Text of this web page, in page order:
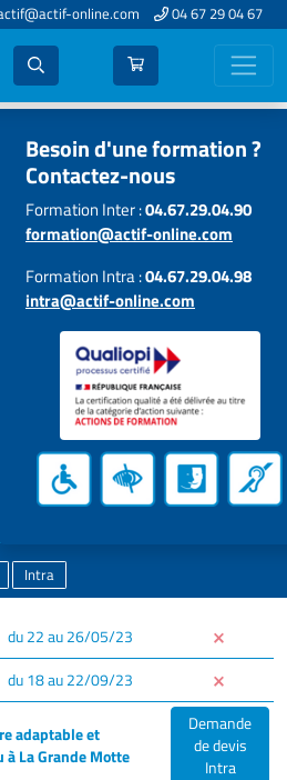
online.com 04 67 29 04 67
- Relations humaines
ou professionnels
Prendre la parole et capter...
bilans, projets
ou professionnels
de rédaction
Tarif*
1295 €
Participants
5 à 12
aux formations intra dans vos
locaux
Intra
du 22 au 26/05/23
du 18 au 22/09/23
adaptable et
La Grande Motte
Demande
de devis
Intra
Besoin d'une formation ?
Contactez-nous
Formation Inter :04.67.29.04.90
formation@actif-online.com
Formation Intra :04.67.29.04.98
intra@actif-online.com